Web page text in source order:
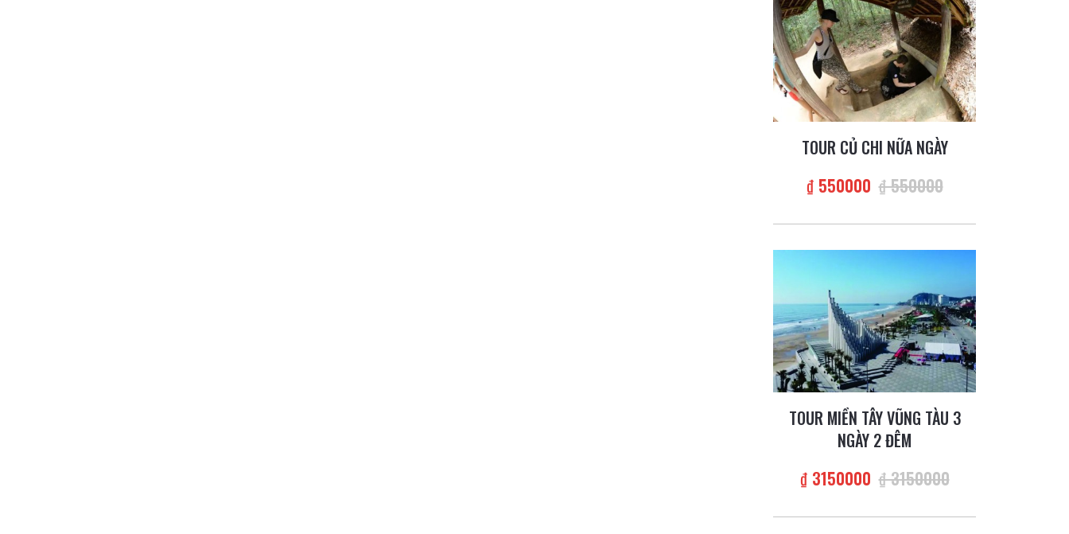
TOUR CỦ CHI NỮA NGÀY
₫ 550000 ₫ 550000
TOUR MIỀN TÂY VŨNG TÀU 3
NGÀY 2 ĐÊM
₫ 3150000 ₫ 3150000